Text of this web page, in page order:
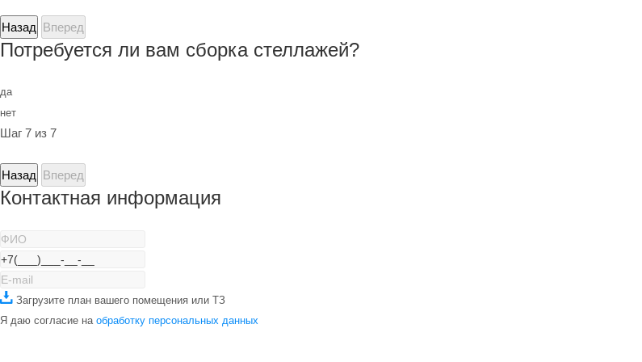
Назад Вперед
Потребуется ли вам сборка стеллажей?
да
нет
Шаг 7 из 7
Назад Вперед
Контактная информация
Загрузите план вашего помещения или ТЗ
Я даю согласие на обработку персональных данных